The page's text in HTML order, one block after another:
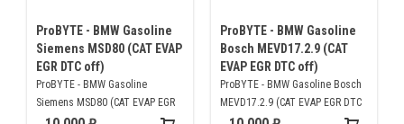
ProBYTE - BMW Gasoline
Siemens MSD80 (CAT EVAP
EGR DTC off)
ProBYTE - BMW Gasoline
Siemens MSD80 (CAT EVAP EGR
DTC off)
ProBYTE - BMW Gasoline
Bosch MEVD17.2.9 (CAT
EVAP EGR DTC off)
ProBYTE - BMW Gasoline Bosch
MEVD17.2.9 (CAT EVAP EGR DTC
off)